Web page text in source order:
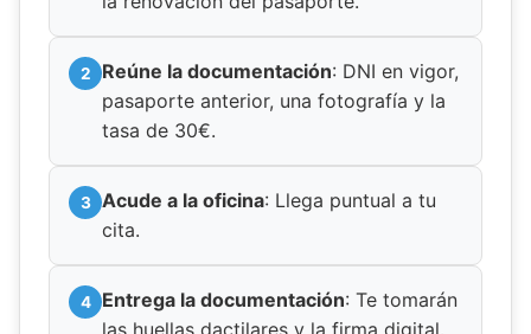
Reúne la documentación: DNI en vigor,
pasaporte anterior, una fotografía y la
tasa de 30€.
Acude a la oficina: Llega puntual a tu
cita.
Entrega la documentación: Te tomarán